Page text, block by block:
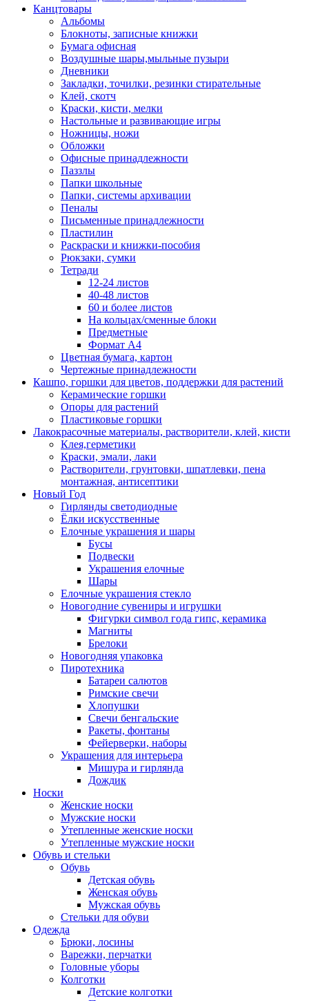
Канцтовары
Альбомы
Блокноты, записные книжки
Бумага офисная
Воздушные шары,мыльные пузыри
Дневники
Закладки, точилки, резинки стирательные
Клей, скотч
Краски, кисти, мелки
Настольные и развивающие игры
Ножницы, ножи
Обложки
Офисные принадлежности
Паззлы
Папки школьные
Папки, системы архивации
Пеналы
Письменные принадлежности
Пластилин
Раскраски и книжки-пособия
Рюкзаки, сумки
Тетради
12-24 листов
40-48 листов
60 и более листов
На кольцах/сменные блоки
Предметные
Формат А4
Цветная бумага, картон
Чертежные принадлежности
Кашпо, горшки для цветов, поддержки для растений
Керамические горшки
Опоры для растений
Пластиковые горшки
Лакокрасочные материалы, растворители, клей, кисти
Клея,герметики
Краски, эмали, лаки
Растворители, грунтовки, шпатлевки, пена
монтажная, антисептики
Новый Год
Гирлянды светодиодные
Ёлки искусственные
Елочные украшения и шары
Бусы
Подвески
Украшения елочные
Шары
Елочные украшения стекло
Новогодние сувениры и игрушки
Фигурки символ года гипс, керамика
Магниты
Брелоки
Новогодняя упаковка
Пиротехника
Батареи салютов
Римские свечи
Хлопушки
Свечи бенгальские
Ракеты, фонтаны
Фейерверки, наборы
Украшения для интерьера
Мишура и гирлянда
Дождик
Носки
Женские носки
Мужские носки
Утепленные женские носки
Утепленные мужские носки
Обувь и стельки
Обувь
Детская обувь
Женская обувь
Мужская обувь
Стельки для обуви
Одежда
Брюки, лосины
Варежки, перчатки
Головные уборы
Колготки
Детские колготки